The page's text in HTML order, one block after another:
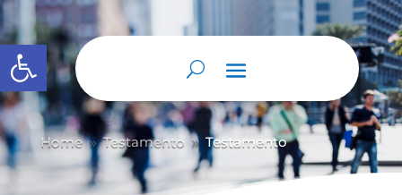
Abrir barra de herramientas
Home 9 Testamento 9 Testamento